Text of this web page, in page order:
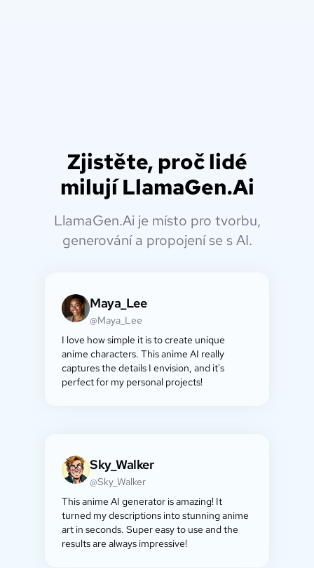
Zjistěte, proč lidé
milují LlamaGen.Ai
LlamaGen.Ai je místo pro tvorbu,
generování a propojení se s AI.
Maya_Lee
@Maya_Lee
I love how simple it is to create unique
anime characters. This anime AI really
captures the details I envision, and it's
perfect for my personal projects!
Sky_Walker
@Sky_Walker
This anime AI generator is amazing! It
turned my descriptions into stunning anime
art in seconds. Super easy to use and the
results are always impressive!